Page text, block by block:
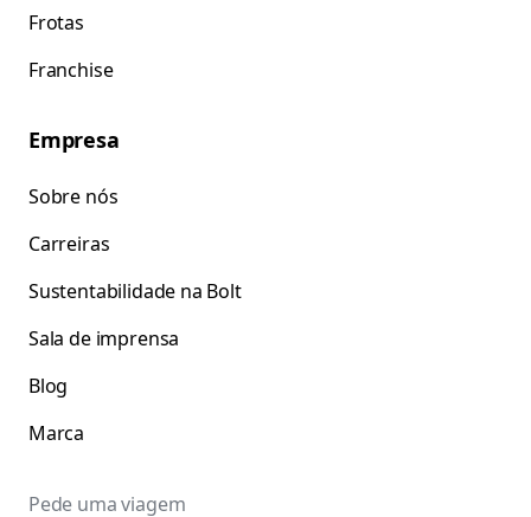
Frotas
Franchise
Empresa
Sobre nós
Carreiras
Sustentabilidade na Bolt
Sala de imprensa
Blog
Marca
Pede uma viagem